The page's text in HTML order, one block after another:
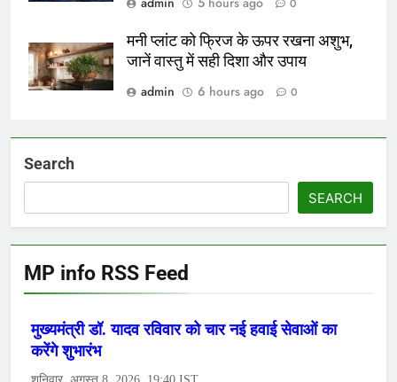
0
मनी प्लांट को फ्रिज के ऊपर रखना अशुभ,
जानें वास्तु में सही दिशा और उपाय
admin
6 hours ago 0
Search
SEARCH
MP info RSS Feed